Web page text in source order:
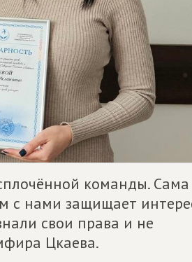
команды. Сама
с нами защищает
свои права и не
Цкаева.